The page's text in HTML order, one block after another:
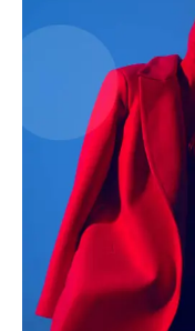
Contact us
Subscription Plans
My account